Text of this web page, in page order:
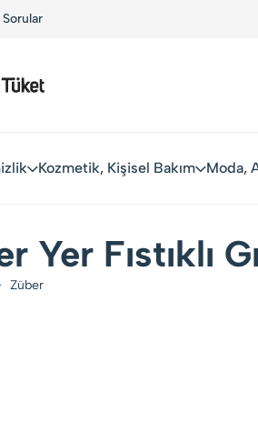
Sorular
Yerli Tüketiciler, Yerli Markalarla Buluşuyor!
Kozmetik, Kişisel Bakım Moda,
Yer Fıstıklı
Züber